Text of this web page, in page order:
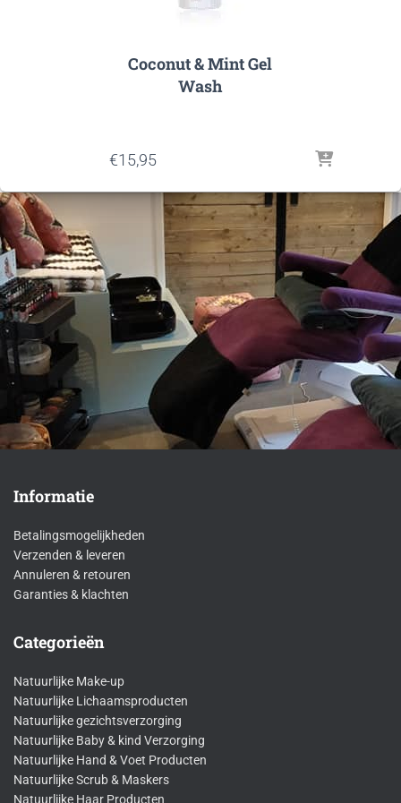
Coconut & Mint Gel
Wash
€15,95
Informatie
Betalingsmogelijkheden
Verzenden & leveren
Annuleren & retouren
Garanties & klachten
Categorieën
Natuurlijke Make-up
Natuurlijke Lichaamsproducten
Natuurlijke gezichtsverzorging
Natuurlijke Baby & kind Verzorging
Natuurlijke Hand & Voet Producten
Natuurlijke Scrub & Maskers
Natuurlijke Haar Producten